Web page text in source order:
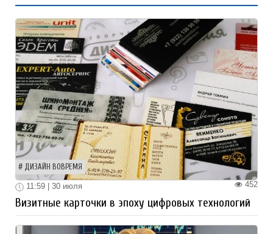
ДИЗАЙН ВОВРЕМЯ
452
11:59 | 30 июля
Визитные карточки в эпоху цифровых технологий